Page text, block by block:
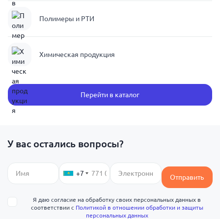
Полимеры и РТИ
Химическая продукция
Перейти в каталог
У вас остались вопросы?
+7 Отправить
Я даю согласие на обработку своих персональных данных в
соответствии с Политикой в отношении обработки и защиты
персональных данных